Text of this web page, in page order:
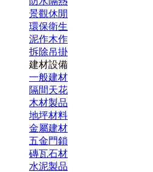
景觀休閒
環保衛生
泥作木作
拆除吊掛
建材設備
一般建材
隔間天花
木材製品
地坪材料
金屬建材
五金門鎖
磚瓦石材
水泥製品